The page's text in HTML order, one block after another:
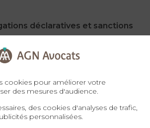
déclaratives et sanctions
(trustee) est tenu de déclarer la
valeur vénale des biens, droits et
dans le trust.
cookies pour améliorer votre
des mesures d'audience.
des cookies d'analyses de trafic,
personnalisées.